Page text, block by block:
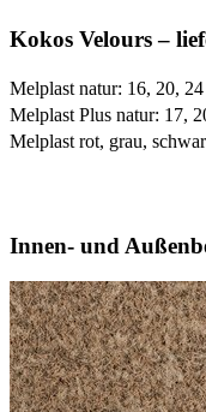
Kokos Velours –
Melplast natur: 16, 20,
Melplast Plus natur: 17,
Melplast rot, grau,
Innen- und